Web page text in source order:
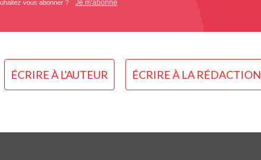
vous abonner ? Je m'abonne
ÉCRIRE À L'AUTEUR ÉCRIRE À LA RÉDACTION